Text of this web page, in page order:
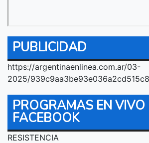
PUBLICIDAD
https://argentinaenlinea.com.ar/03-
2025/
PROGRAMAS EN VIVO
FACEBOOK
RESISTENCIA